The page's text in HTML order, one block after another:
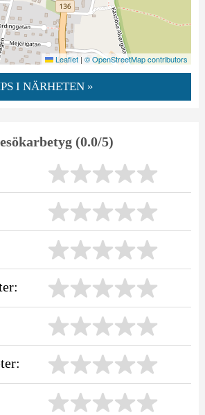
Leaflet | © OpenStreetMap contributors
I NÄRHETEN »
(0.0/5)